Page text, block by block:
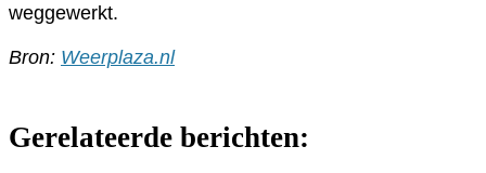
weggewerkt.
Bron: Weerplaza.nl
Gerelateerde berichten: